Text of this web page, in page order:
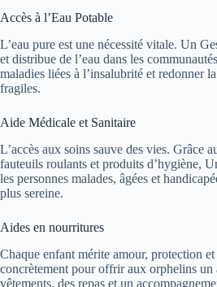
Accès à l’Eau Potable
L’eau pure est une nécessité vitale. Un
et distribue de l’eau dans les
maladies liées à l’insalubrité et redonner
fragiles.
Aide Médicale et Sanitaire
L’accès aux soins sauve des vies. Grâce
fauteuils roulants et produits d’hygiène,
les personnes malades, âgées et
plus sereine.
Aides en nourritures
Chaque enfant mérite amour, protection
concrètement pour offrir aux orphelins un
vêtements, des repas et un